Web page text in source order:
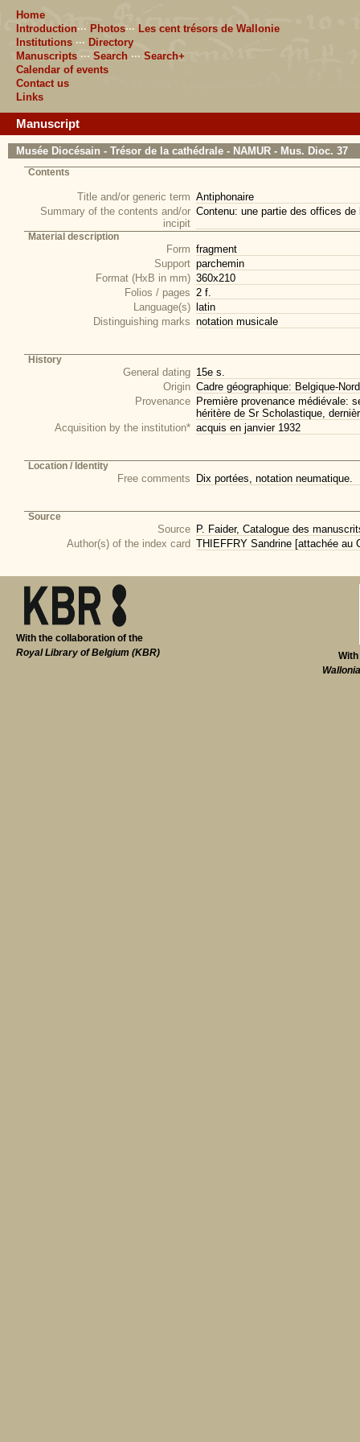
Home
Introduction··· Photos··· Les cent trésors de Wallonie
Institutions ··· Directory
Manuscripts ··· Search ··· Search+
Calendar of events
Contact us
Links
Manuscript
Musée Diocésain - Trésor de la cathédrale - NAMUR - Mus. Dioc. 37
Contents
Title and/or generic term Antiphonaire
Summary of the contents and/or
incipit
Contenu: une partie des offices
Material description
Form fragment
Support parchemin
Format (HxB in mm) 360x210
Folios / pages 2 f.
Language(s)
latin
Distinguishing marks notation musicale
History
General dating 15e s.
Origin Cadre géographique: Belgique-
Provenance Première provenance médiévale:
héritère de Sr Scholastique,
Acquisition by the institution* acquis en janvier 1932
Location / Identity
Free comments Dix portées, notation neumatique.
Source
Source P. Faider, Catalogue des
Author(s) of the index card THIEFFRY Sandrine [attachée au
With the collaboration of the
Royal Library of Belgium (KBR)